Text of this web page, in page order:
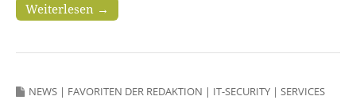
Weiterlesen →
NEWS | FAVORITEN DER REDAKTION | IT-SECURITY | SERVICES